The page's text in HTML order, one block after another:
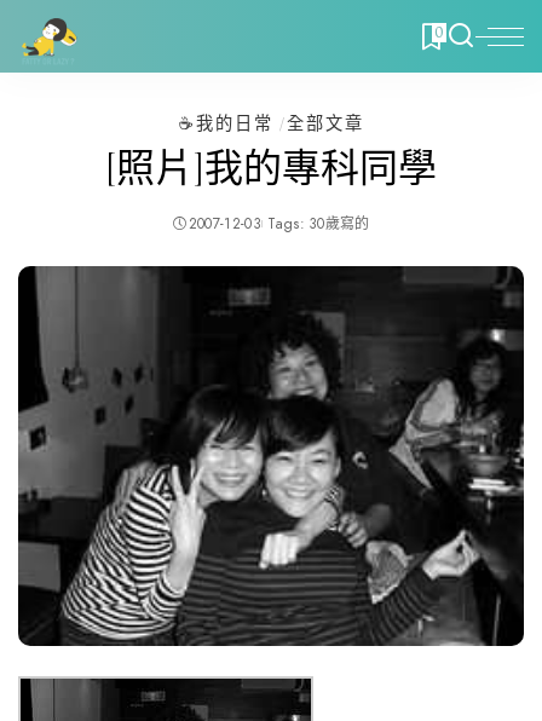
0
☕️我的日常 全部文章
[照片]我的專科同學
2007-12-03 Tags: 30歲寫的